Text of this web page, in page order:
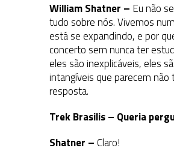
William Shatner – Eu não
tudo sobre nós. Vivemos
está se expandindo, e por
concerto sem nunca ter
eles são inexplicáveis, eles
intangíveis que parecem
resposta.
Trek Brasilis – Queria
Shatner –Claro!